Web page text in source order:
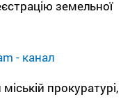
земельної
- канал
прокуратурі,